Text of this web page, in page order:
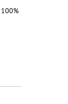
100%